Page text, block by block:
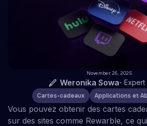
Weronika Sowa- Expert
November 26, 2025
Cartes-cadeaux Applications et
Vous pouvez obtenir des cartes
sur des sites comme Rewarble, ce